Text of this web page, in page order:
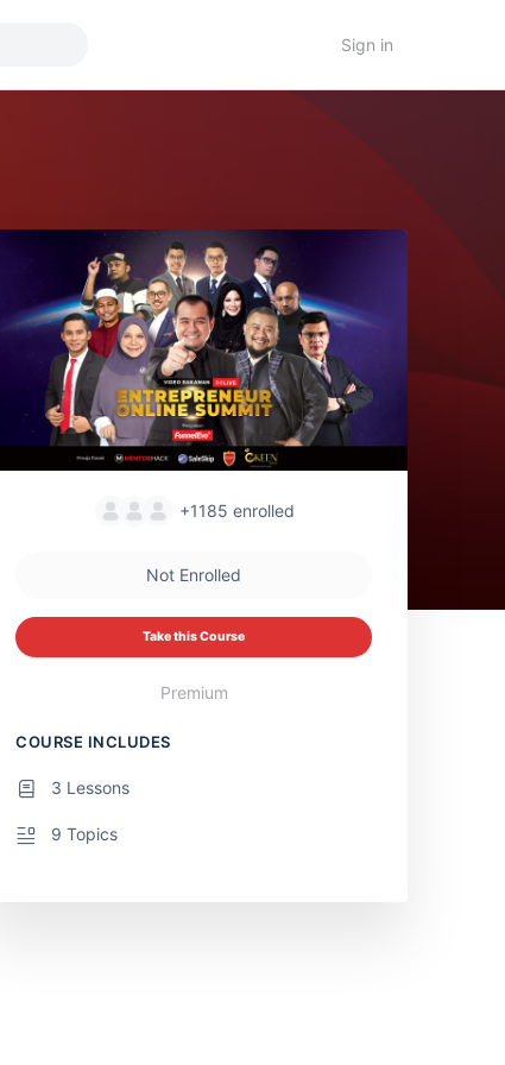
Sign in
+1185 enrolled
Not Enrolled
Take this Course
Premium
COURSE INCLUDES
3 Lessons
9 Topics